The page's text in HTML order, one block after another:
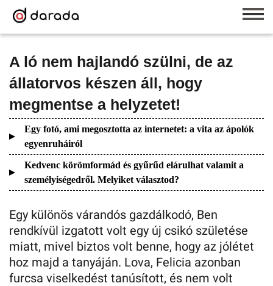
A ló nem hajlandó szülni, de az
állatorvos készen áll, hogy
megmentse a helyzetet!
Egy fotó, ami megosztotta az internetet: a vita az ápolók
egyenruháiról
Kedvenc körömformád és gyűrűd elárulhat valamit a
személyiségedről. Melyiket választod?
Egy különös várandós gazdálkodó, Ben
rendkívül izgatott volt egy új csikó születése
miatt, mivel biztos volt benne, hogy az jólétet
hoz majd a tanyáján. Lova, Felicia azonban
furcsa viselkedést tanúsított, és nem volt